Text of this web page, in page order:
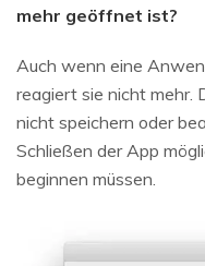
mehr geöffnet ist?
Auch wenn eine
reagiert sie nicht mehr.
nicht speichern oder
Schließen der App
beginnen müssen.